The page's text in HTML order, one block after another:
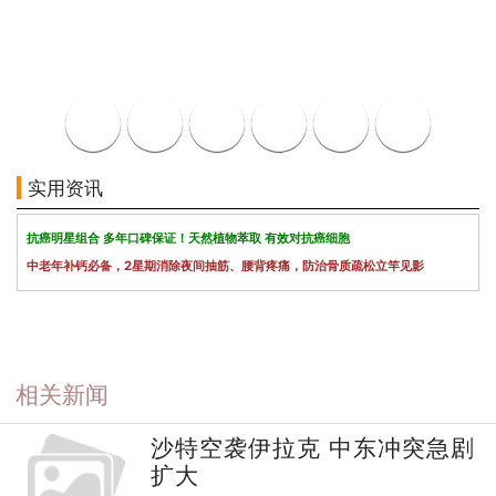
实用资讯
抗癌明星组合 多年口碑保证！天然植物萃取 有效对抗癌细胞
中老年补钙必备，2星期消除夜间抽筋、腰背疼痛，防治骨质疏松立竿见影
相关新闻
沙特空袭伊拉克 中东冲突急剧
扩大